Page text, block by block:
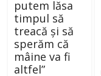
putem lăsa
timpul să
treacă și să
sperăm că
mâine va fi
altfel”